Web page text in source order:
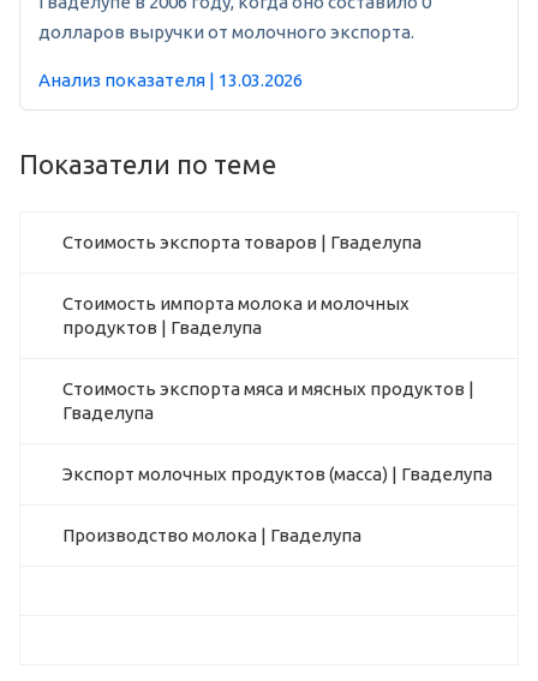
долларов выручки от молочного экспорта.
Анализ показателя | 13.03.2026
Показатели по теме
Стоимость экспорта товаров | Гваделупа
Стоимость импорта молока и молочных
продуктов | Гваделупа
Стоимость экспорта мяса и мясных продуктов |
Гваделупа
Экспорт молочных продуктов (масса) | Гваделупа
Производство молока | Гваделупа